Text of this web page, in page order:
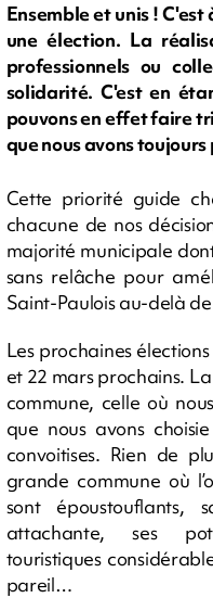
Ensemble et unis !
une élection. La
professionnels ou
solidarité. C'est en
pouvons en effet faire
que nous avons
Cette priorité guide
chacune de nos
majorité municipale
sans relâche pour
Saint-Paulois au-delà
Les prochaines
et 22 mars prochains.
commune, celle où
que nous avons
convoitises. Rien de
grande commune où
sont époustouflants,
attachante, ses
touristiques
pareil…